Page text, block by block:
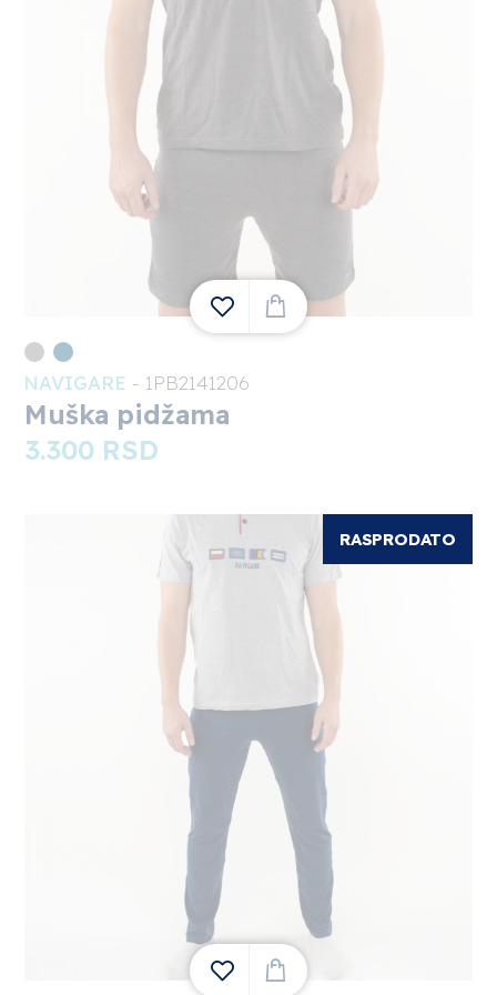
1
NAVIGARE - 1PB2141206
Muška pidžama
3.300 RSD
RASPRODATO